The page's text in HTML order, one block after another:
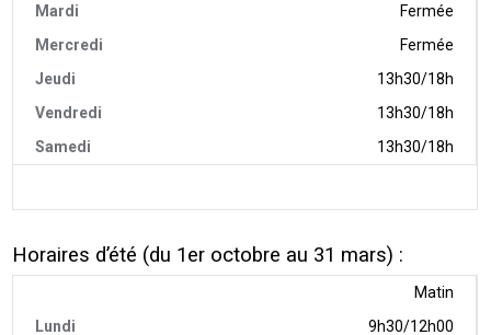
Fermée
Fermée
13h30/18h
13h30/18h
13h30/18h
Horaires d’été (du 1er octobre au 31 mars) :
Matin
9h30/12h00